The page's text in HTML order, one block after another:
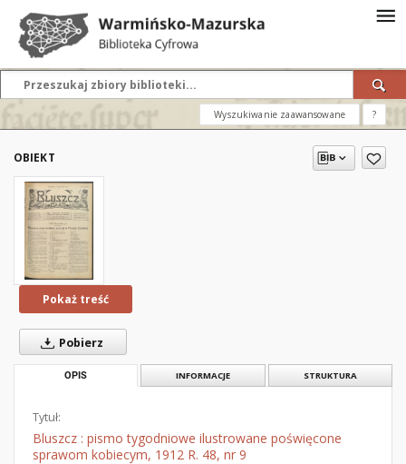
Wyszukiwanie zaawansowane ?
OBIEKT
Pokaż treść
Pobierz
OPIS INFORMACJE STRUKTURA
Tytuł:
Bluszcz : pismo tygodniowe ilustrowane poświęcone
sprawom kobiecym, 1912 R. 48, nr 9